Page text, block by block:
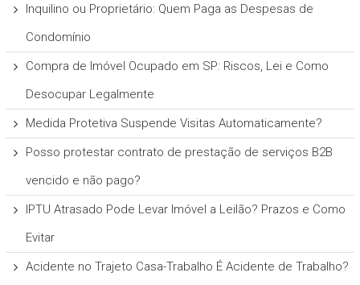
Inquilino ou Proprietário: Quem Paga as Despesas de
Condomínio
Compra de Imóvel Ocupado em SP: Riscos, Lei e Como
Desocupar Legalmente
Medida Protetiva Suspende Visitas Automaticamente?
Posso protestar contrato de prestação de serviços B2B
vencido e não pago?
IPTU Atrasado Pode Levar Imóvel a Leilão? Prazos e Como
Evitar
Acidente no Trajeto Casa-Trabalho É Acidente de Trabalho?